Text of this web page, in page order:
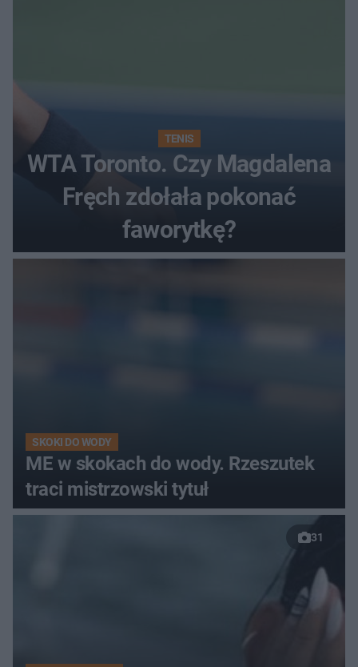
TENIS
WTA Toronto. Czy Magdalena
Fręch zdołała pokonać
faworytkę?
SKOKI DO WODY
ME w skokach do wody. Rzeszutek
traci mistrzowski tytuł
31